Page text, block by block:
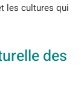
les cultures qui
des